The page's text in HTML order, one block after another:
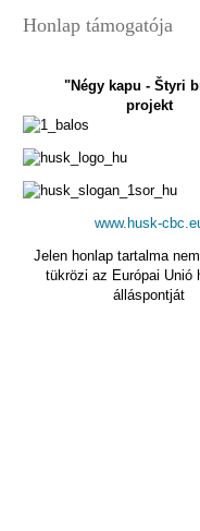
Honlap támogatója
"Négy kapu - Štyri
projekt
www.husk-
Jelen honlap tartalma
tükrözi az Európai Unió
álláspontját